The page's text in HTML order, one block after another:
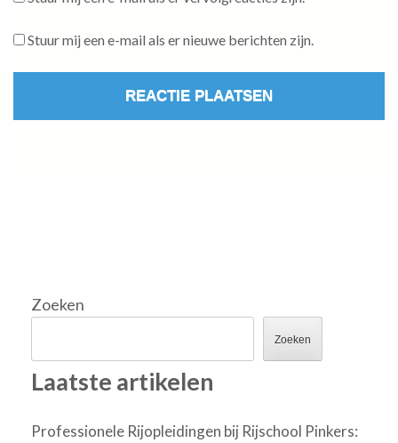
Stuur mij een e-mail als er nieuwe berichten zijn.
Zoeken
Zoeken
Laatste artikelen
Professionele Rijopleidingen bij Rijschool Pinkers: